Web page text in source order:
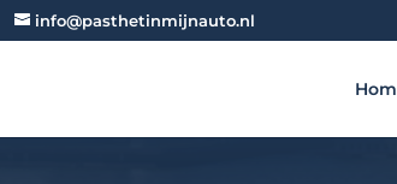
info@pasthetinmijnauto.nl